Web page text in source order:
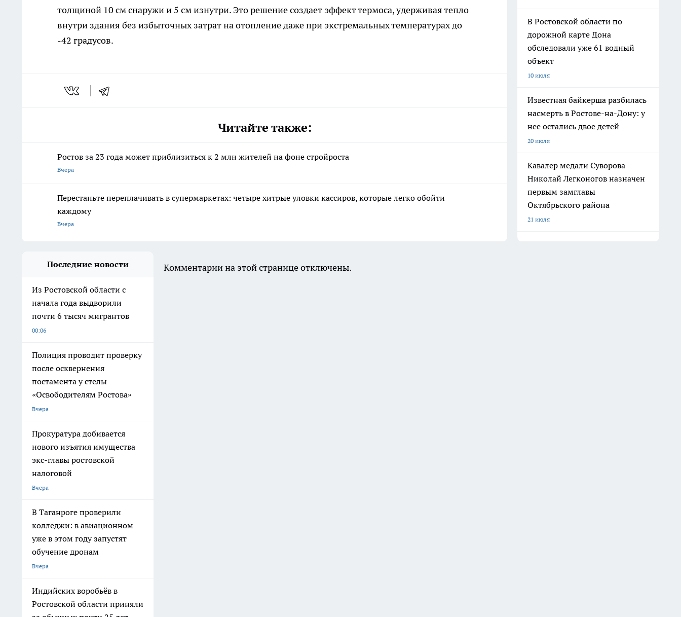
толщиной 10 см снаружи и 5 см изнутри. Это решение создает эффект термоса, удерживая тепло
внутри здания без избыточных затрат на отопление даже при экстремальных температурах до
-42 градусов.
Читайте также:
Ростов за 23 года может приблизиться к 2 млн жителей на фоне стройроста
Вчера
Перестаньте переплачивать в супермаркетах: четыре хитрые уловки кассиров, которые легко обойти
каждому
Вчера
В Ростовской области по
дорожной карте Дона
обследовали уже 61 водный
объект
10 июля
Известная байкерша разбилась
насмерть в Ростове-на-Дону: у
нее остались двое детей
20 июля
Кавалер медали Суворова
Николай Легконогов назначен
первым замглавы
Октябрьского района
21 июля
Последние новости
Из Ростовской области с
начала года выдворили
почти 6 тысяч мигрантов
00:06
Полиция проводит проверку
после осквернения
постамента у стелы
«Освободителям Ростова»
Вчера
Прокуратура добивается
нового изъятия имущества
экс-главы ростовской
налоговой
Вчера
В Таганроге проверили
колледжи: в авиационном
уже в этом году запустят
обучение дронам
Вчера
Индийских воробьёв в
Ростовской области приняли
Комментарии на этой странице отключены.